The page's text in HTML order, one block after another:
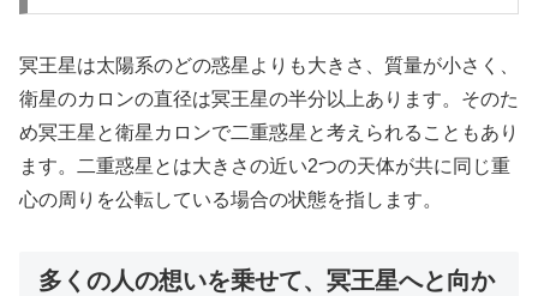
冥王星は太陽系のどの惑星よりも大きさ、質量が小さく、
衛星のカロンの直径は冥王星の半分以上あります。そのた
め冥王星と衛星カロンで二重惑星と考えられることもあり
ます。二重惑星とは大きさの近い2つの天体が共に同じ重
心の周りを公転している場合の状態を指します。
多くの人の想いを乗せて、冥王星へと向か